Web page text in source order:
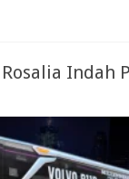
Indah